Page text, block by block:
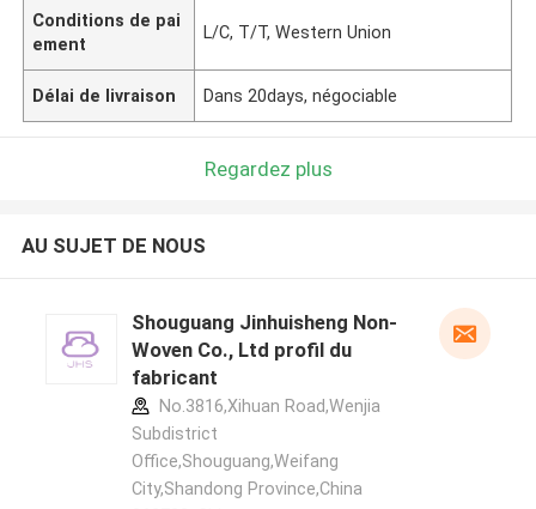
Conditions de pai
ement
L/C, T/T, Western Union
Délai de livraison Dans 20days, négociable
Regardez plus
AU SUJET DE NOUS
Shouguang Jinhuisheng Non-
Woven Co., Ltd profil du
fabricant
No.3816,Xihuan Road,Wenjia
Subdistrict
Office,Shouguang,Weifang
City,Shandong Province,China